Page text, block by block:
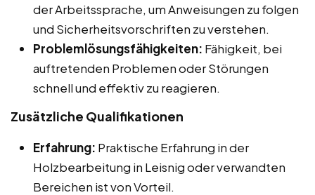
der Arbeitssprache, um Anweisungen zu folgen
und Sicherheitsvorschriften zu verstehen.
Problemlösungsfähigkeiten: Fähigkeit, bei
auftretenden Problemen oder Störungen
schnell und effektiv zu reagieren.
Zusätzliche Qualifikationen
Erfahrung: Praktische Erfahrung in der
Holzbearbeitung in Leisnig oder verwandten
Bereichen ist von Vorteil.